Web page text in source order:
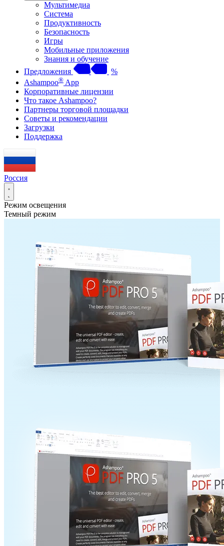
Мультимедиа
Система
Продуктивность
Безопасность
Игры
Мобильные приложения
Знания и обучение
Предложения
%
Ashampoo® App
Корпоративные лицензии
Что такое Ashampoo?
Партнеры торговой площадки
Советы и рекомендации
Загрузки
Поддержка
Россия
Режим освещения
Темный режим